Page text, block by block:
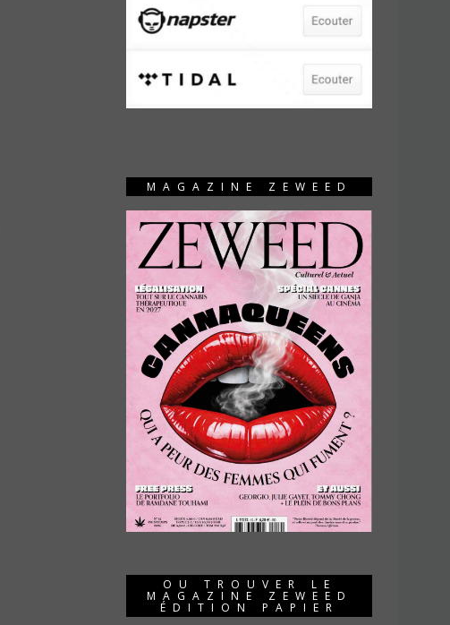
MAGAZINE ZEWEED
OU TROUVER LE
MAGAZINE ZEWEED
ÉDITION PAPIER